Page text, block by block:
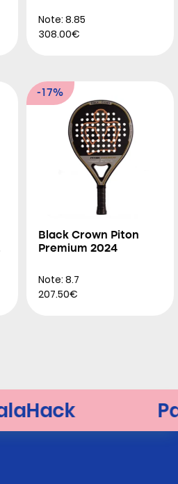
Note: 8.85
308.00€
-17%
Black Crown Piton
Premium 2024
Note: 8.7
207.50€